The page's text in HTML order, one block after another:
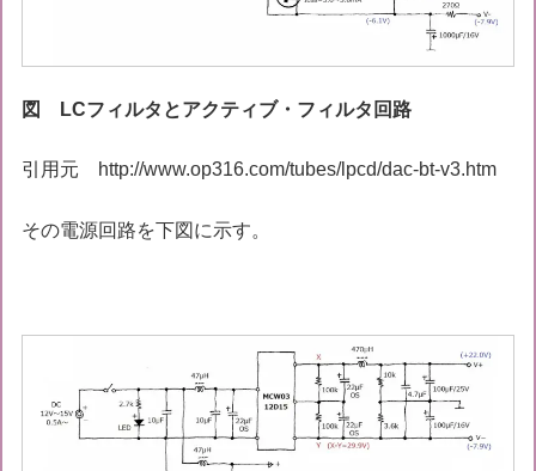
図 LCフィルタとアクティブ・フィルタ回路
引用元 http://www.op316.com/tubes/lpcd/dac-bt-v3.htm
その電源回路を下図に示す。